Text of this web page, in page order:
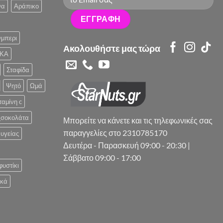
Αράπικο
Σταφίδα
Ψητό
Ωμά
c
Ακολουθήστε μας τώρα
Μπορείτε να κάνετε και τις τηλεφωνικές σας
παραγγελίες στο 2310785170
Δευτέρα - Παρασκευή 09:00 - 20:30 |
Σάββατο 09:00 - 17:00